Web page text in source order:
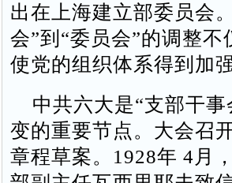
出在上海建立部委员会
会”到“委员会”的调整
使党的组织体系得到加强
中共六大是“支部干事
变的重要节点。大会召
章程草案。1928年 4月